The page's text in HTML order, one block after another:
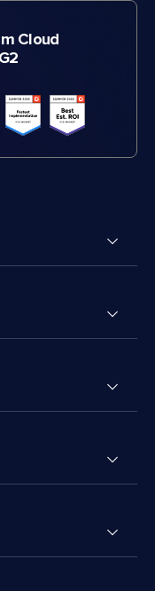
Cloud